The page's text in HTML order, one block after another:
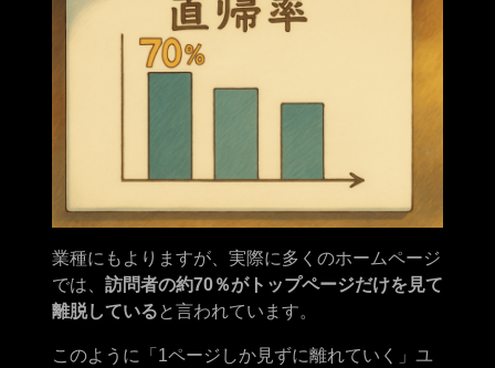
業種にもよりますが、実際に多くのホームページ
では、 訪問者の約70％がトップページだけを見て
離脱していると言われています。
このように「1ページしか見ずに離れていく」ユ